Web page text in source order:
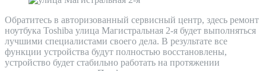
Обратитесь в авторизованный сервисный центр, здесь ремонт
ноутбука Toshiba улица Магистральная 2-я будет выполняться
лучшими специалистами своего дела. В результате все
функции устройства будут полностью восстановлены,
устройство будет стабильно работать на протяжении